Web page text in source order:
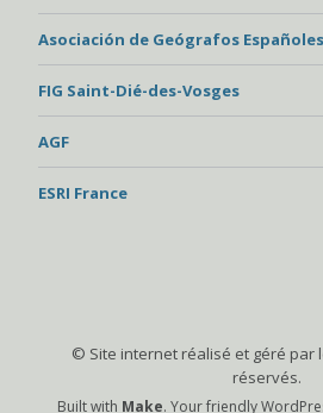
Asociación de Geógrafos Españoles
FIG Saint-Dié-des-Vosges
AGF
ESRI France
© Site internet réalisé et géré par
réservés.
Built with Make. Your friendly